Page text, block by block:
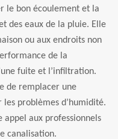
le bon écoulement et la
des eaux de la pluie. Elle
ou aux endroits non
de la
fuite et l’infiltration.
de remplacer une
problèmes d’humidité.
appel aux professionnels
canalisation.